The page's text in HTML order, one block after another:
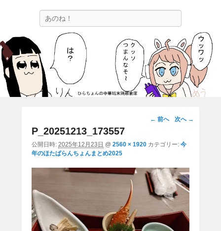
ひらちょんの中華端末隔離倉庫
ほたがページ上部にある検索バーを消してくれたサイトです。
画
ー
シ
ョ
← 前へ 次へ →
P_20251213_173557
公開日時: 2025年12月23日 @ 2560 × 1920 カテゴリー: 今
年のほたぱらんちょんまとめ2025